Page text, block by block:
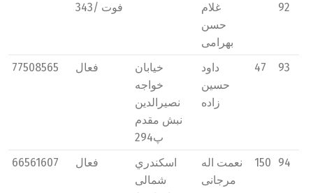
فوت /343
غلام
حسن
بهرامی
92
77508565 فعال
خیابان
خواجه
نصیرالدين
نبش مقدم
پ294
داود
حسین
زاده
47 93
66561607 فعال
اسکندري
شمالی
نعمت اله
مرجانی
150 94